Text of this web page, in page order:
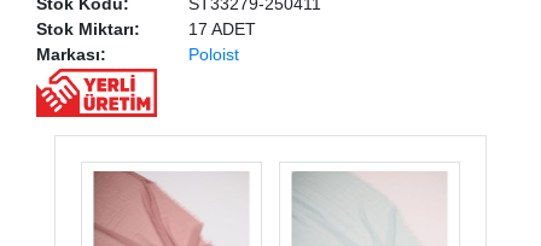
Stok Kodu:
ST33279-250411
Stok Miktarı:
17 ADET
Markası:
Poloist